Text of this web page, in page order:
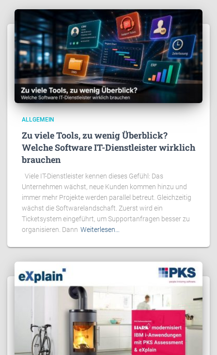
ALLGEMEIN
Zu viele Tools, zu wenig Überblick?
Welche Software IT-Dienstleister wirklich
brauchen
Viele IT-Dienstleister kennen dieses Gefühl: Das
Unternehmen wächst, neue Kunden kommen hinzu und
immer mehr Projekte werden parallel betreut. Gleichzeitig
wächst die Softwarelandschaft. Zuerst wird ein
Ticketsystem eingeführt, um Supportanfragen besser zu
organisieren. Dann Weiterlesen…